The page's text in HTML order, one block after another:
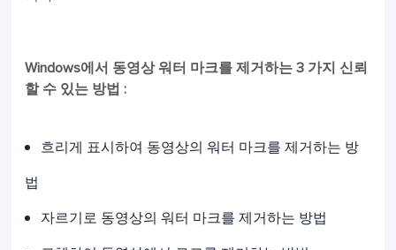
Windows에서 동영상 워터 마크를 제거하는 3 가지 신뢰
할 수 있는 방법 :
흐리게 표시하여 동영상의 워터 마크를 제거하는 방
법
자르기로 동영상의 워터 마크를 제거하는 방법